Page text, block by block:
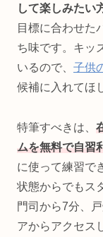
して楽しみたい
目標に合わせた
ち味です。キッ
いるので、 子供
候補に入れてほ
特筆すべきは、
ムを無料で自習
に使って練習で
状態からでもス
門司から7分、
アからアクセス